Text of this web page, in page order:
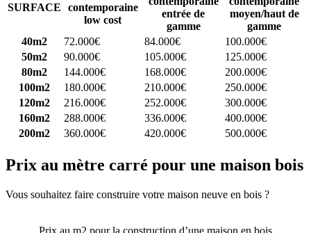
SURFACE
contemporaine
low cost
entrée de
gamme
moyen/haut de
gamme
40m2
72.000€ 84.000€
100.000€
50m2
90.000€ 105.000€
125.000€
80m2
144.000€ 168.000€
200.000€
100m2
180.000€ 210.000€
250.000€
120m2
216.000€ 252.000€
300.000€
160m2
288.000€ 336.000€
400.000€
200m2
360.000€ 420.000€ 500.000€
Prix au mètre carré pour une maison bois
Vous souhaitez faire construire votre maison neuve en bois ?